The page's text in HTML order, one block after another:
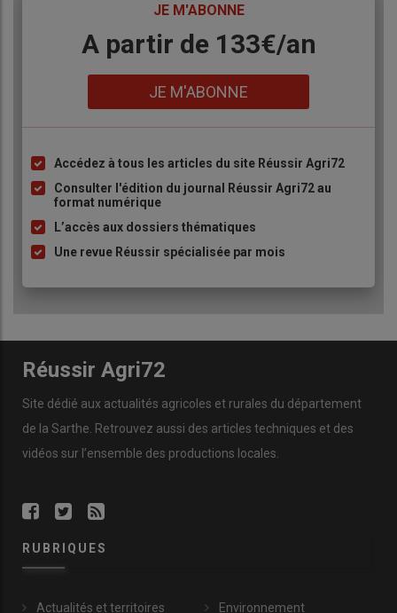
JE M'ABONNE
BodyA partir de 133€/an
JE M'ABONNE
Liste
à
puce
Accédez à tous les articles du site Réussir Agri72
Consulter l'édition du journal Réussir Agri72 au
format numérique
L’accès aux dossiers thématiques
Une revue Réussir spécialisée par mois
Réussir Agri72
Site dédié aux actualités agricoles et rurales du département
de la Sarthe. Retrouvez aussi des articles techniques et des
vidéos sur l’ensemble des productions locales.
RUBRIQUES
Actualités et territoires
Environnement